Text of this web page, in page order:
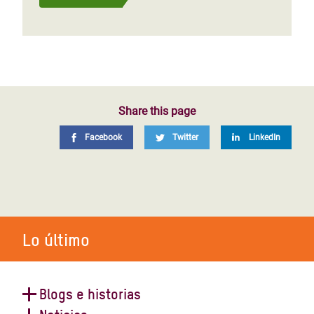
Share this page
Facebook Twitter LinkedIn
Lo último
Blogs e historias